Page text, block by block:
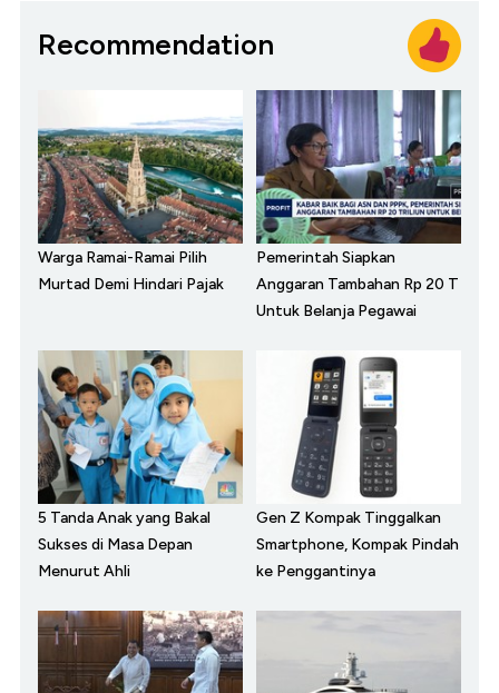
Recommendation
Warga Ramai-Ramai Pilih
Murtad Demi Hindari Pajak
Pemerintah Siapkan
Anggaran Tambahan Rp 20 T
Untuk Belanja Pegawai
5 Tanda Anak yang Bakal
Sukses di Masa Depan
Menurut Ahli
Gen Z Kompak Tinggalkan
Smartphone, Kompak Pindah
ke Penggantinya